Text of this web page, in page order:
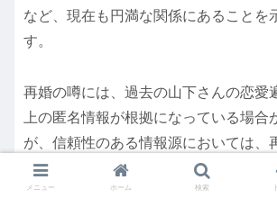
など、現在も円満な関係にあることを
す。
再婚の噂には、過去の山下さんの恋愛
上の匿名情報が根拠になっている場合
が、信頼性のある情報源においては、
すような報道は一切見当たりません。
メニュー ホーム 検索